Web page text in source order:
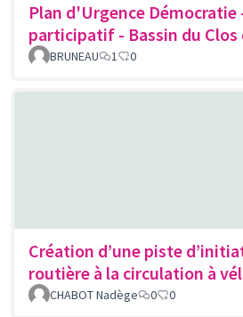
Plan d'Urgence Démocratie
participatif - Bassin du Clos
BRUNEAU 1 0
Création d’une piste
routière à la circulation à
CHABOT Nadège 0 0